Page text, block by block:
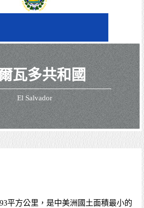
瓦多共和國
El Salvador
平方公里，是中美洲國土面積最小的